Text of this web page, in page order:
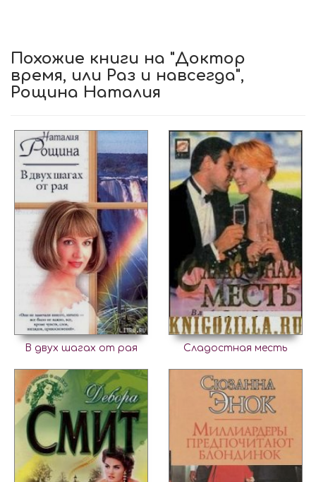
Похожие книги на "Доктор
время, или Раз и навсегда",
Рощина Наталия
В двух шагах от рая Сладостная месть